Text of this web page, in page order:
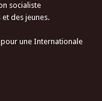
socialiste
des jeunes.
une Internationale